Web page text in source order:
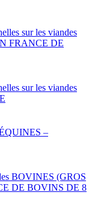
sur les viandes
FRANCE DE
sur les viandes
–
BOVINES (GROS
DE BOVINS DE 8